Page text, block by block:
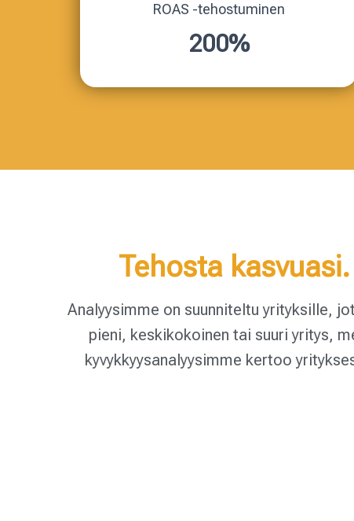
ROAS -tehostuminen
200%
Tehosta kasvuasi.
Analyysimme on suunniteltu yrityksille,
pieni, keskikokoinen tai suuri yritys,
kyvykkyysanalyysimme kertoo